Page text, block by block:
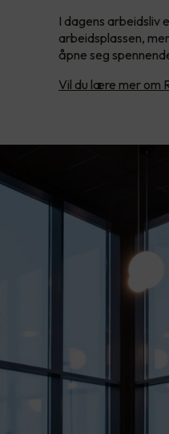
I dagens arbeidsliv
arbeidsplassen,
åpne seg
Vil du lære mer om